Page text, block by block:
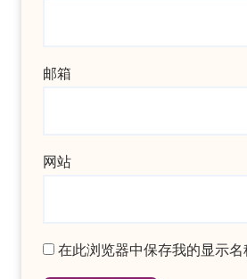
邮箱
网站
在此浏览器中保存我的显示